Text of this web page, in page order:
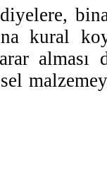
kural
alması